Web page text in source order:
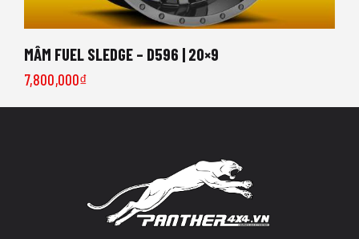
MÂM FUEL SLEDGE – D596 | 20×9
7,800,000₫